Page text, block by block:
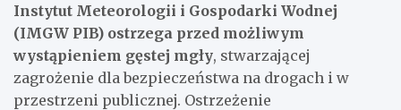
Instytut Meteorologii i Gospodarki Wodnej
(IMGW PIB) ostrzega przed możliwym
wystąpieniem gęstej mgły, stwarzającej
zagrożenie dla bezpieczeństwa na drogach i w
przestrzeni publicznej. Ostrzeżenie